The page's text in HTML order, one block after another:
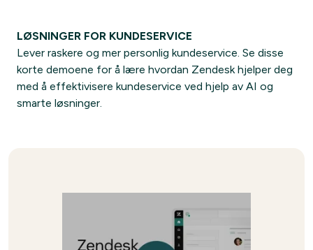
LØSNINGER FOR KUNDESERVICE
Lever raskere og mer personlig kundeservice. Se disse
korte demoene for å lære hvordan Zendesk hjelper deg
med å effektivisere kundeservice ved hjelp av AI og
smarte løsninger.